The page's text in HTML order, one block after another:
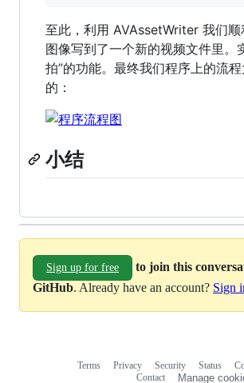
至此，利用 AVAssetWriter 我们
图像写到了一个新的视频文件里。
拍”的功能。最终我们程序上的流
的：
小结
Sign up for free
to join this
GitHub. Already have an account? Sign
Terms Privacy Security Status
Contact
Manage